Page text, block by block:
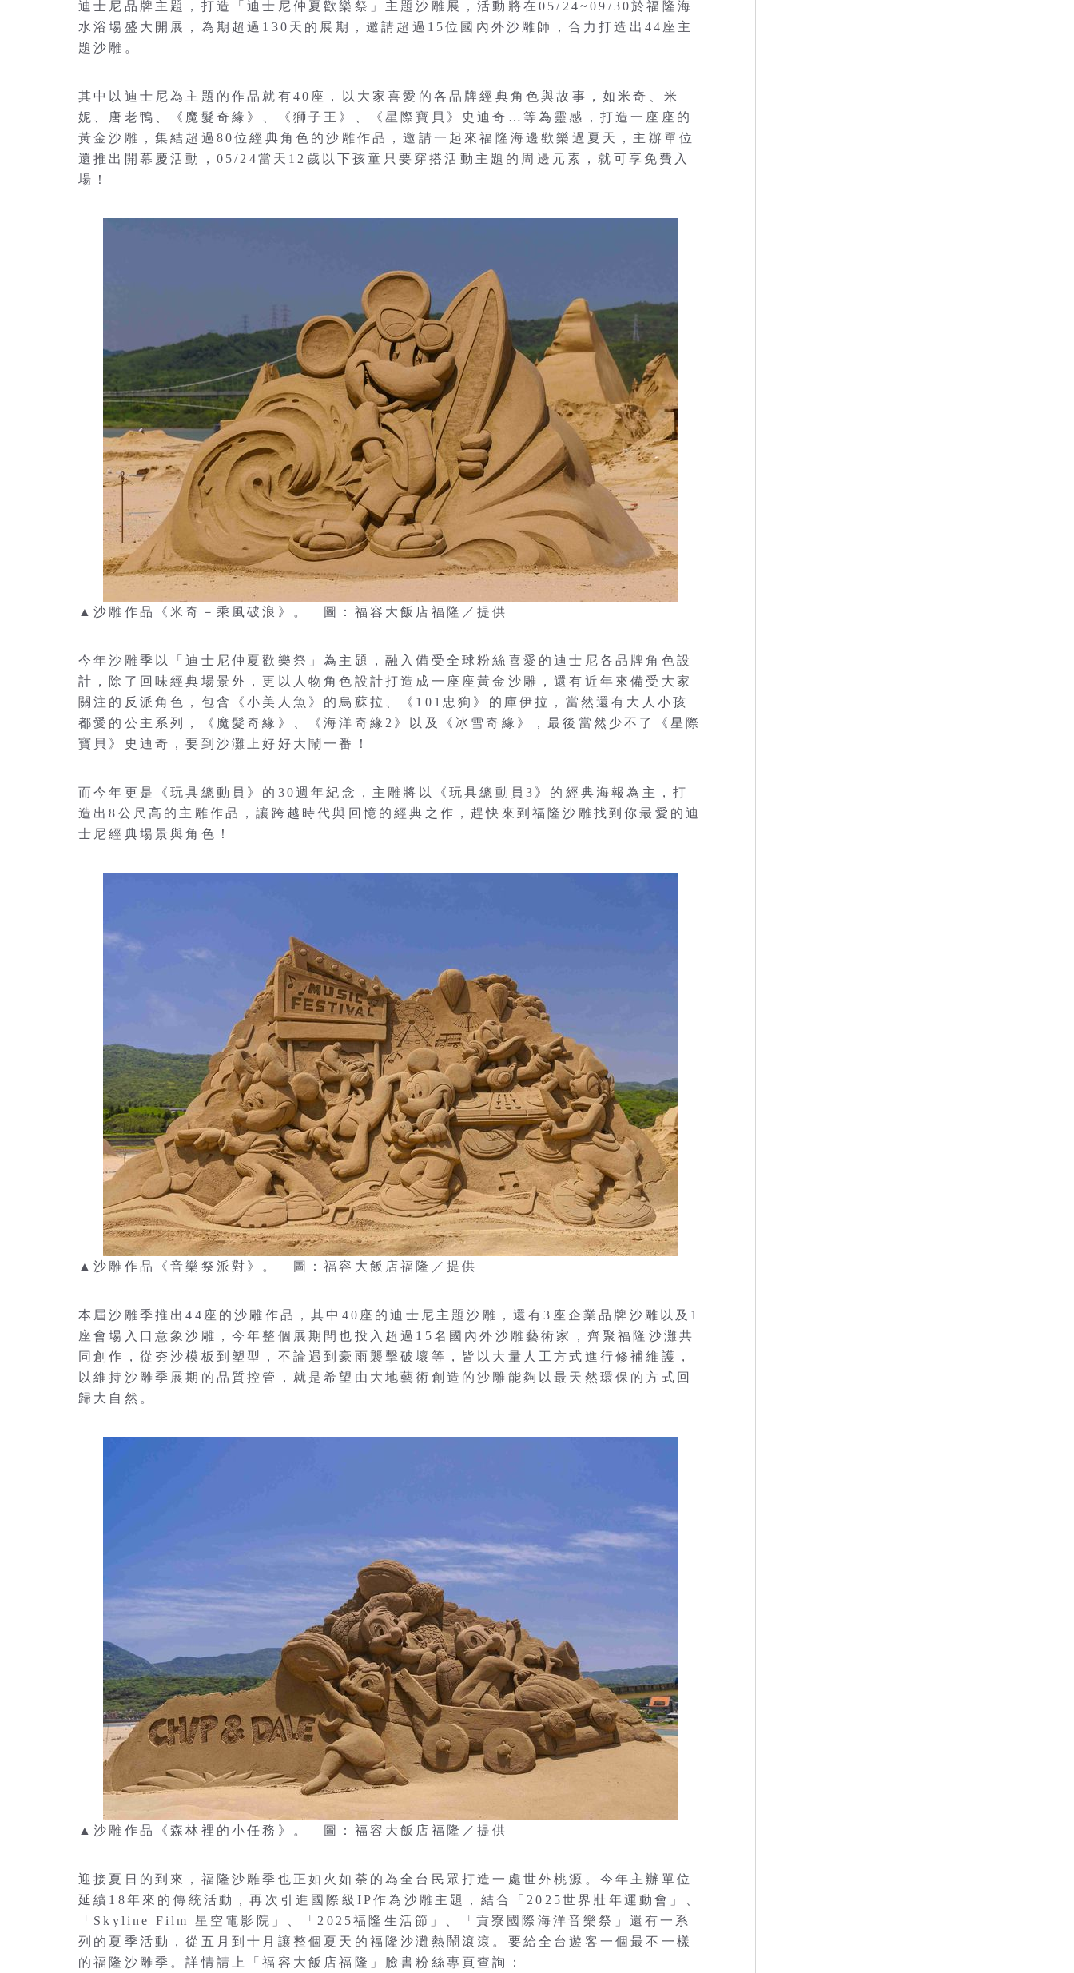
迪士尼品牌主題，打造「迪士尼仲夏歡樂祭」主題沙雕展，活動將在05/24~09/30於福隆海
水浴場盛大開展，為期超過130天的展期，邀請超過15位國內外沙雕師，合力打造出44座主
題沙雕。
其中以迪士尼為主題的作品就有40座，以大家喜愛的各品牌經典角色與故事，如米奇、米
妮、唐老鴨、《魔髮奇緣》、《獅子王》、《星際寶貝》史迪奇…等為靈感，打造一座座的
黃金沙雕，集結超過80位經典角色的沙雕作品，邀請一起來福隆海邊歡樂過夏天，主辦單位
還推出開幕慶活動，05/24當天12歲以下孩童只要穿搭活動主題的周邊元素，就可享免費入
場！
▲沙雕作品《米奇－乘風破浪》。 圖：福容大飯店福隆／提供
今年沙雕季以「迪士尼仲夏歡樂祭」為主題，融入備受全球粉絲喜愛的迪士尼各品牌角色設
計，除了回味經典場景外，更以人物角色設計打造成一座座黃金沙雕，還有近年來備受大家
關注的反派角色，包含《小美人魚》的烏蘇拉、《101忠狗》的庫伊拉，當然還有大人小孩
都愛的公主系列，《魔髮奇緣》、《海洋奇緣2》以及《冰雪奇緣》，最後當然少不了《星際
寶貝》史迪奇，要到沙灘上好好大鬧一番！
而今年更是《玩具總動員》的30週年紀念，主雕將以《玩具總動員3》的經典海報為主，打
造出8公尺高的主雕作品，讓跨越時代與回憶的經典之作，趕快來到福隆沙雕找到你最愛的迪
士尼經典場景與角色！
▲沙雕作品《音樂祭派對》。 圖：福容大飯店福隆／提供
本屆沙雕季推出44座的沙雕作品，其中40座的迪士尼主題沙雕，還有3座企業品牌沙雕以及1
座會場入口意象沙雕，今年整個展期間也投入超過15名國內外沙雕藝術家，齊聚福隆沙灘共
同創作，從夯沙模板到塑型，不論遇到豪雨襲擊破壞等，皆以大量人工方式進行修補維護，
以維持沙雕季展期的品質控管，就是希望由大地藝術創造的沙雕能夠以最天然環保的方式回
歸大自然。
▲沙雕作品《森林裡的小任務》。 圖：福容大飯店福隆／提供
迎接夏日的到來，福隆沙雕季也正如火如荼的為全台民眾打造一處世外桃源。今年主辦單位
延續18年來的傳統活動，再次引進國際級IP作為沙雕主題，結合「2025世界壯年運動會」、
「Skyline Film 星空電影院」、「2025福隆生活節」、「貢寮國際海洋音樂祭」還有一系
列的夏季活動，從五月到十月讓整個夏天的福隆沙灘熱鬧滾滾。要給全台遊客一個最不一樣
的福隆沙雕季。詳情請上「福容大飯店福隆」臉書粉絲專頁查詢：